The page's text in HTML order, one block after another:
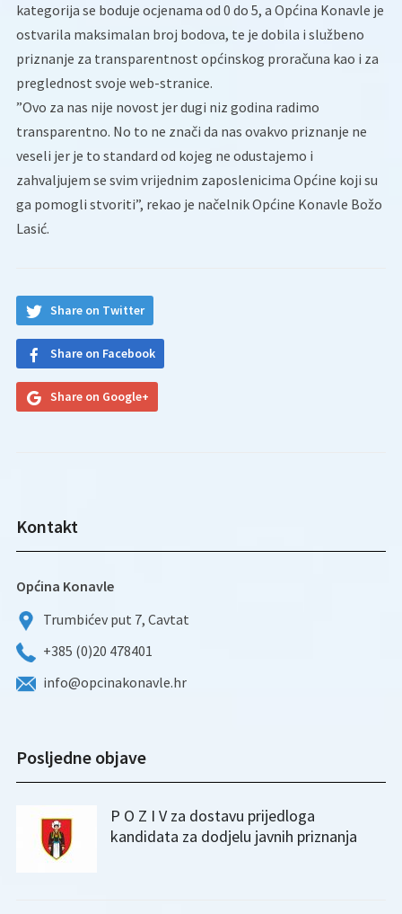
kategorija se boduje ocjenama od 0 do 5, a Općina Konavle je
ostvarila maksimalan broj bodova, te je dobila i službeno
priznanje za transparentnost općinskog proračuna kao i za
preglednost svoje web-stranice.
”Ovo za nas nije novost jer dugi niz godina radimo
transparentno. No to ne znači da nas ovakvo priznanje ne
veseli jer je to standard od kojeg ne odustajemo i
zahvaljujem se svim vrijednim zaposlenicima Općine koji su
ga pomogli stvoriti”, rekao je načelnik Općine Konavle Božo
Lasić.
Share on Twitter
Share on Facebook
Share on Google+
Kontakt
Općina Konavle
Trumbićev put 7, Cavtat
+385 (0)20 478401
info@opcinakonavle.hr
Posljedne objave
P O Z I V za dostavu prijedloga
kandidata za dodjelu javnih priznanja